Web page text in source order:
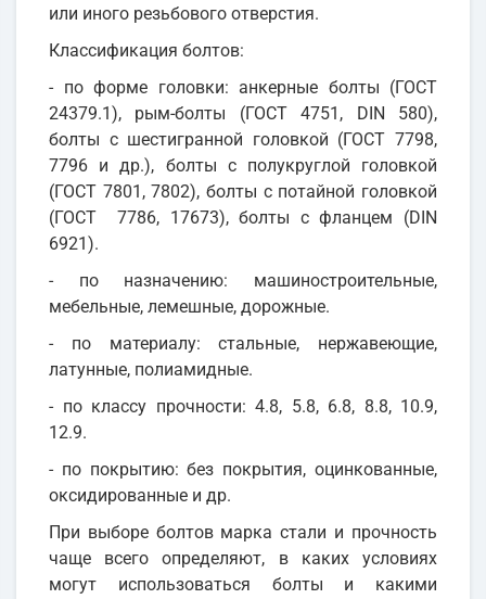
или иного резьбового отверстия.
Классификация болтов:
- по форме головки: анкерные болты (ГОСТ
24379.1), рым-болты (ГОСТ 4751, DIN 580),
болты с шестигранной головкой (ГОСТ 7798,
7796 и др.), болты с полукруглой головкой
(ГОСТ 7801, 7802), болты с потайной головкой
(ГОСТ 7786, 17673), болты с фланцем (DIN
6921).
- по назначению: машиностроительные,
мебельные, лемешные, дорожные.
- по материалу: стальные, нержавеющие,
латунные, полиамидные.
- по классу прочности: 4.8, 5.8, 6.8, 8.8, 10.9,
12.9.
- по покрытию: без покрытия, оцинкованные,
оксидированные и др.
При выборе болтов марка стали и прочность
чаще всего определяют, в каких условиях
могут использоваться болты и какими